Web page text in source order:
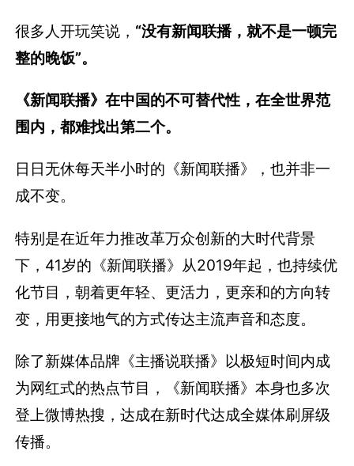
很多人开玩笑说， “没有新闻联播，就不是一顿完
整的晚饭”。
《新闻联播》在中国的不可替代性，在全世界范
围内，都难找出第二个。
日日无休每天半小时的《新闻联播》，也并非一
成不变。
特别是在近年力推改革万众创新的大时代背景
下，41岁的《新闻联播》从2019年起，也持续优
化节目，朝着更年轻、更活力，更亲和的方向转
变，用更接地气的方式传达主流声音和态度。
除了新媒体品牌《主播说联播》以极短时间内成
为网红式的热点节目，《新闻联播》本身也多次
登上微博热搜，达成在新时代达成全媒体刷屏级
传播。